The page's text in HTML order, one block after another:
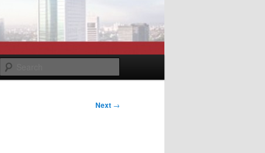
Next →